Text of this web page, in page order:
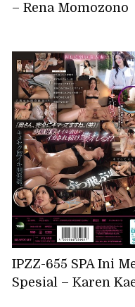
– Rena Momozono
IPZZ-655 SPA Ini
Spesial – Karen